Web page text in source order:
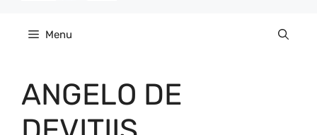
Menu
ANGELO DE